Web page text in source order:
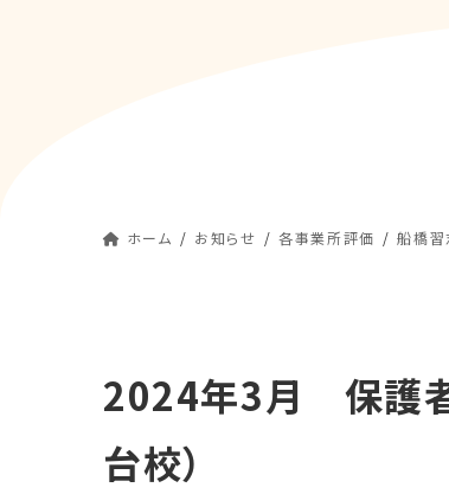
ホーム お知らせ 各事業所評価 船橋習
2024年3月 保護者
台校）